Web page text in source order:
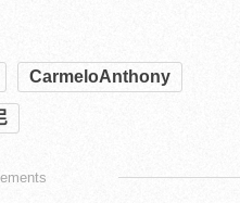
CarmeloAnthony